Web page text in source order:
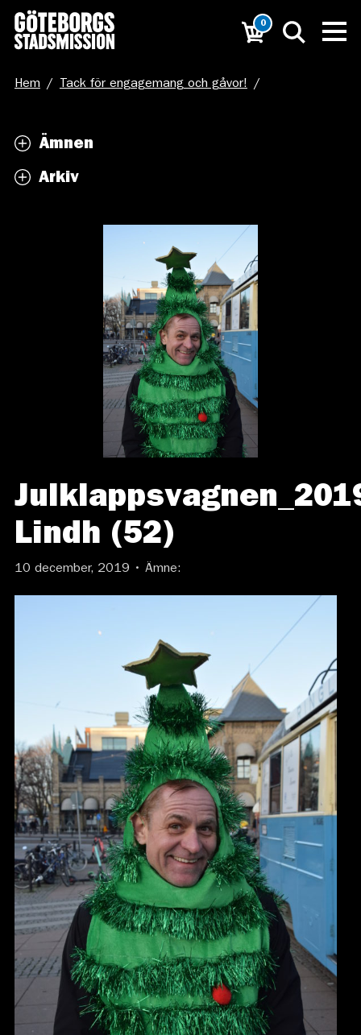
0
Hem / Tack för engagemang och gåvor! /
Ämnen
Arkiv
Lindh (52)
10 december, 2019 • Ämne: